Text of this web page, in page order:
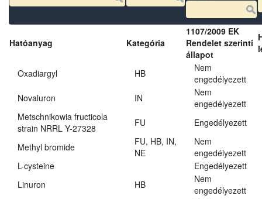
Hatóanyag Kategória
1107/2009 EK
Rendelet szerinti
állapot
Oxadiargyl HB
Nem
engedélyezett
Novaluron
IN
Nem
engedélyezett
Metschnikowia fructicola
strain NRRL Y-27328
FU Engedélyezett
Methyl bromide
FU, HB, IN,
NE
Nem
engedélyezett
L-cysteine
Engedélyezett
Linuron
HB
Nem
engedélyezett